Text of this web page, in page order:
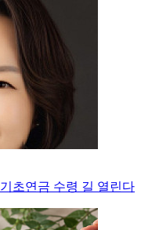
초연금 수령 길 열린다